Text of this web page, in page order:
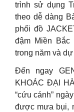
trình sử dụng
theo dễ dàng
phối đồ
đậm Miền Bắc
trong năm và
Đến ngay
KHOÁC ĐẠI
“cứu cánh”
được mưa bụi,